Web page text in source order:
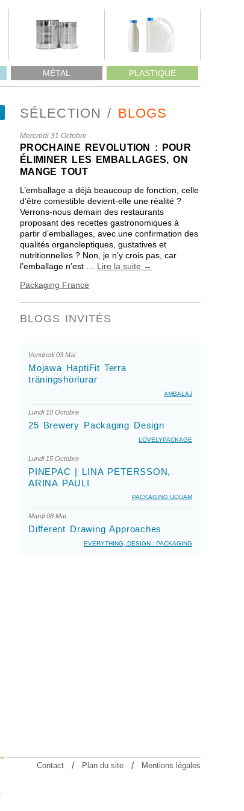
MÉTAL PLASTIQUE
SÉLECTION BLOGS
PROCHAINE REVOLUTION : POUR
ÉLIMINER LES EMBALLAGES, ON
MANGE TOUT
Mercredi 31 Octobre
L’emballage a déjà beaucoup de fonction, celle
d’être comestible devient-elle une réalité ?
Verrons-nous demain des restaurants
proposant des recettes gastronomiques à
partir d’emballages, avec une confirmation des
qualités organoleptiques, gustatives et
nutritionnelles ? Non, je n’y crois pas, car
l’emballage n’est … Lire la suite →
Packaging France
BLOGS INVITÉS
Mojawa HaptiFit Terra
träningshörlurar
Vendredi 03 Mai
AMBALAJ
25 Brewery Packaging Design
Lundi 10 Octobre
LOVELYPACKAGE
PINEPAC | LINA PETERSSON,
ARINA PAULI
Lundi 15 Octobre
PACKAGING UQUAM
Different Drawing Approaches
Mardi 08 Mai
EVERYTHING, DESIGN : PACKAGING
Contact Plan du site Mentions légales